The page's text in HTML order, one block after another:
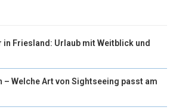
in Friesland: Urlaub mit Weitblick und
Welche Art von Sightseeing passt am